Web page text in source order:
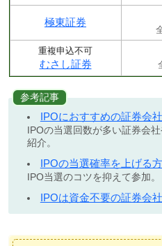
極東証券
重複申込不可
むさし証券
参考記事
IPOにおすすめの証券会社
IPOの当選回数が多い証券会
紹介。
IPOの当選確率を上げる
IPO当選のコツを抑えて参加。
IPOは資金不要の証券会